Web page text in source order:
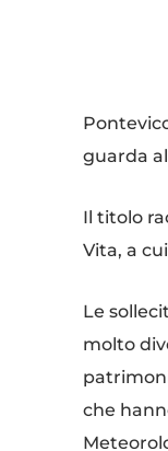
guarda
Il titolo
Vita, a
Le
molto
che